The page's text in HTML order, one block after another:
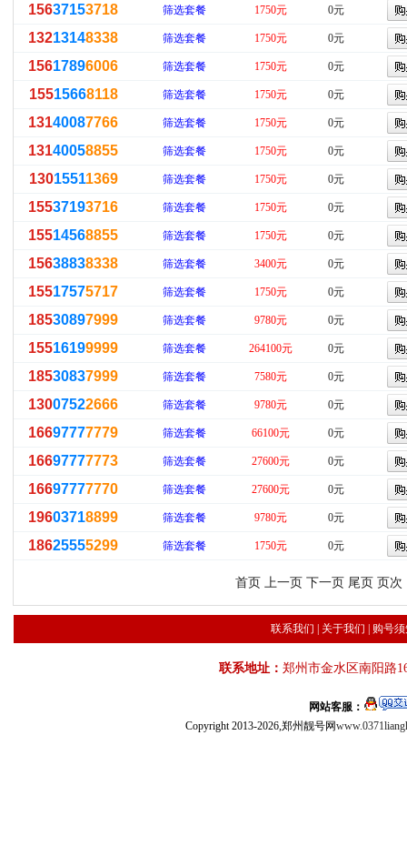
15637153718 筛选套餐 1750元 0元
13213148338 筛选套餐 1750元 0元
15617896006 筛选套餐 1750元 0元
15515668118 筛选套餐 1750元 0元
13140087766 筛选套餐 1750元 0元
13140058855 筛选套餐 1750元 0元
13015511369 筛选套餐 1750元 0元
15537193716 筛选套餐 1750元 0元
15514568855 筛选套餐 1750元 0元
15638838338 筛选套餐 3400元 0元
15517575717 筛选套餐 1750元 0元
18530897999 筛选套餐 9780元 0元
15516199999 筛选套餐 264100元 0元
18530837999 筛选套餐 7580元 0元
13007522666 筛选套餐 9780元 0元
16697777779 筛选套餐 66100元 0元
16697777773 筛选套餐 27600元 0元
16697777770 筛选套餐 27600元 0元
19603718899 筛选套餐 9780元 0元
18625555299 筛选套餐 1750元 0元
首页 上一页 下一页 尾页页次
联系我们 关于我们 购号
联系地址： 郑州市金水区南阳路
网站客服：
Copyright 2013-2026,郑州靓号网